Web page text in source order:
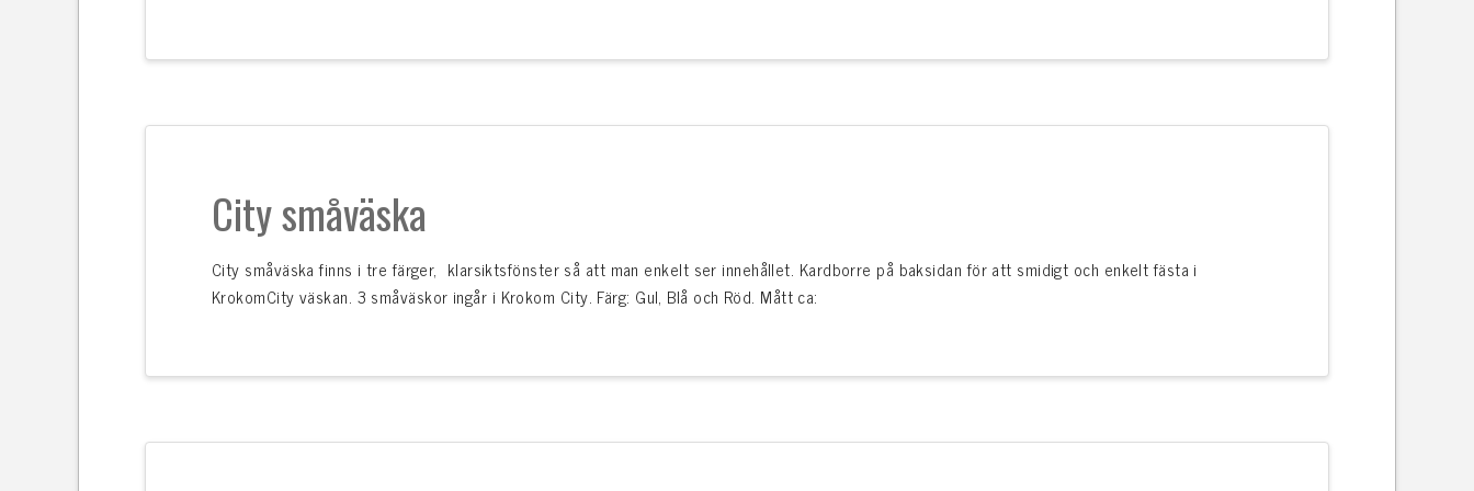
City småväska
City småväska finns i tre färger, klarsiktsfönster så att man enkelt ser innehållet. Kardborre på baksidan för att smidigt och enkelt fästa i
KrokomCity väskan. 3 småväskor ingår i Krokom City. Färg: Gul, Blå och Röd. Mått ca: